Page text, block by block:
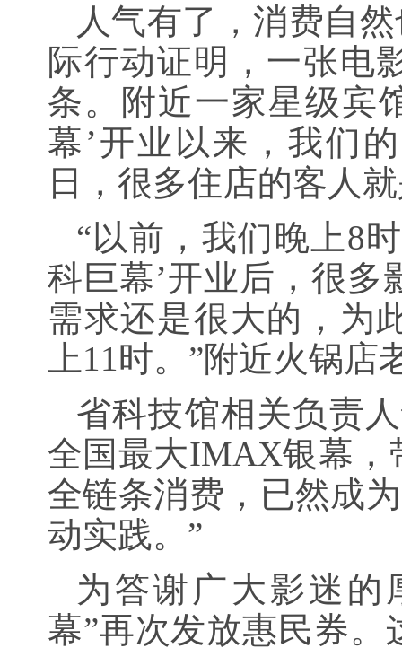
人气有了，消费自
际行动证明，一张电
条。附近一家星级宾
幕’开业以来，我们
日，很多住店的客人
“以前，我们晚上8
科巨幕’开业后，很
需求还是很大的，为
上11时。”附近火锅店
省科技馆相关负责
全国最大IMAX银幕，
全链条消费，已然成
动实践。”
为答谢广大影迷的
幕”再次发放惠民券